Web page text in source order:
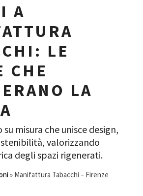
A
LE
CHE
LA
misura che unisce design,
valorizzando
degli spazi rigenerati.
» Manifattura Tabacchi – Firenze